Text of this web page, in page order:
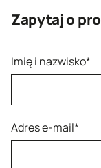
Zapytaj o
Imię i nazwisko*
Adres e-mail*